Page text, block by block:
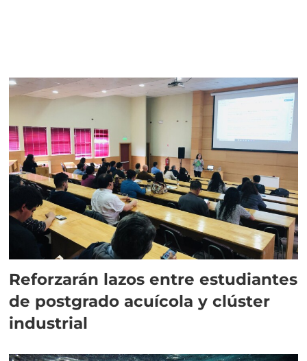
Reforzarán lazos entre estudiantes
de postgrado acuícola y clúster
industrial